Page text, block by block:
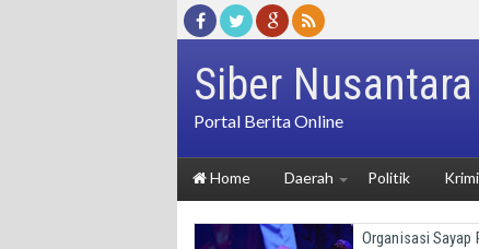
Siber Nusantara
Portal Berita Online
Home Daerah Politik
Organisasi Sayap